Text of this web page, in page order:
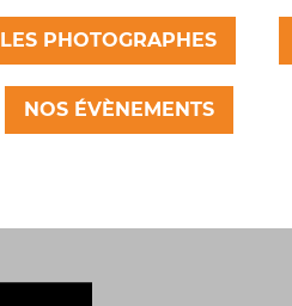
LES PHOTOGRAPHES
NOS ÉVÈNEMENTS